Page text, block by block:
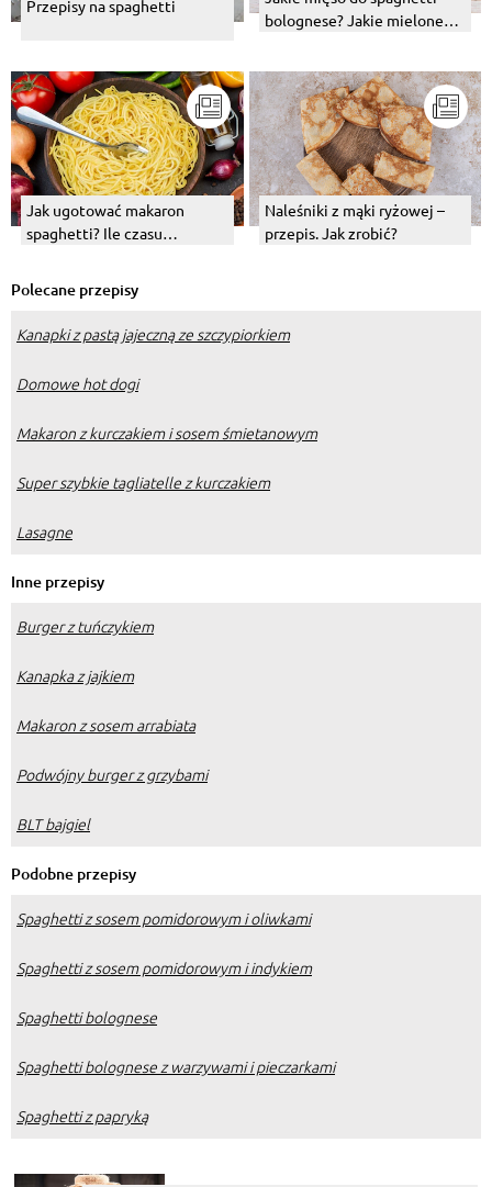
Przepisy na spaghetti
bolognese? Jakie mielone
Jak ugotować makaron
spaghetti? Ile czasu
Naleśniki z mąki ryżowej –
przepis. Jak zrobić?
Polecane przepisy
Kanapki z pastą jajeczną ze szczypiorkiem
Domowe hot dogi
Makaron z kurczakiem i sosem śmietanowym
Super szybkie tagliatelle z kurczakiem
Lasagne
Inne przepisy
Burger z tuńczykiem
Kanapka z jajkiem
Makaron z sosem arrabiata
Podwójny burger z grzybami
BLT bajgiel
Podobne przepisy
Spaghetti z sosem pomidorowym i oliwkami
Spaghetti z sosem pomidorowym i indykiem
Spaghetti bolognese
Spaghetti bolognese z warzywami i pieczarkami
Spaghetti z papryką